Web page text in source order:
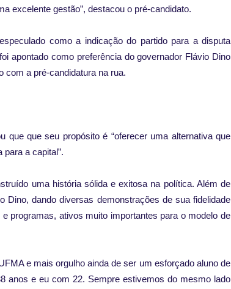
excelente gestão”, destacou o pré-candidato.
como a indicação do partido para a disputa
apontado como preferência do governador Flávio Dino
com a pré-candidatura na rua.
que que seu propósito é “oferecer uma alternativa que
a capital”.
uma história sólida e exitosa na política. Além de
Dino, dando diversas demonstrações de sua fidelidade
programas, ativos muito importantes para o modelo de
e mais orgulho ainda de ser um esforçado aluno de
anos e eu com 22. Sempre estivemos do mesmo lado